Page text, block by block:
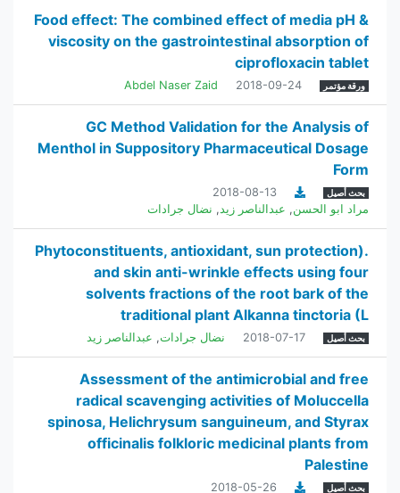
Food effect: The combined effect of media pH &
viscosity on the gastrointestinal absorption of
ciprofloxacin tablet
ورقة مؤتمر 2018-09-24
Abdel Naser Zaid
GC Method Validation for the Analysis of
Menthol in Suppository Pharmaceutical Dosage
Form
بحث أصيل
2018-08-13
مراد ابو الحسن, عبدالناصر زيد, نضال جرادات
.(Phytoconstituents, antioxidant, sun protection
and skin anti-wrinkle effects using four
solvents fractions of the root bark of the
traditional plant Alkanna tinctoria (L
بحث أصيل 2018-07-17 نضال جرادات, عبدالناصر زيد
Assessment of the antimicrobial and free
radical scavenging activities of Moluccella
spinosa, Helichrysum sanguineum, and Styrax
officinalis folkloric medicinal plants from
Palestine
بحث أصيل
2018-05-26